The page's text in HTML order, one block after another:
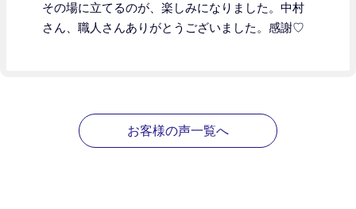
その場に立てるのが、楽しみになりました。中村
さん、職人さんありがとうございました。感謝♡
お客様の声一覧へ